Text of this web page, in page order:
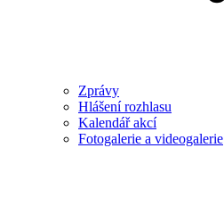
Zprávy
Hlášení rozhlasu
Kalendář akcí
Fotogalerie a videogalerie